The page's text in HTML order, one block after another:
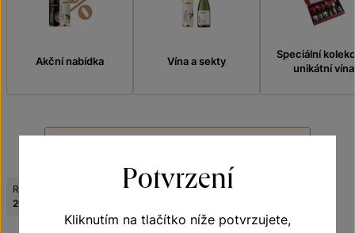
Akční nabídka Vína a sekty
Speciální
unikátní vína
Ročník:
2021
Jakostní stupeň:
Odrůda:
Potvrzení
Kliknutím na tlačítko níže potvrzujete,